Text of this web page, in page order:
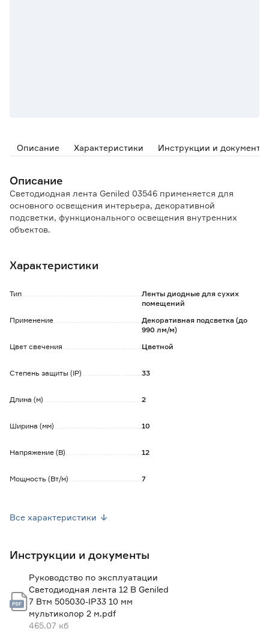
Описание Характеристики Инструкции и документы
Описание
Светодиодная лента Geniled 03546 применяется для
основного освещения интерьера, декоративной
подсветки, функционального освещения внутренних
объектов.
- легко разрезать на участки необходимой длины
- 50 мм);
- самоклеящаяся основа позволяет надежно закрепить
- высокая цветопередача обеспечивает правильное, без
- качественное освещение без пульсаций положительно
- безопасность эксплуатации благодаря низкому
- срок службы светодиодов при соблюдении условий
приобретается отдельно) с мощностью, превышающей
Имеет возможность плавной регулировки яркости ленты
Характеристики
Тип
Ленты диодные для сухих
помещений
Применение
Декоративная подсветка (до
990 лм/м)
Цвет свечения
Цветной
Степень защиты (IP) 33
Длина (м) 2
Ширина (мм) 10
Напряжение (В) 12
Мощность (Вт/м) 7
Датчик движения Нет
Угол рассеивания (°) 120
Блок питания в комплекте
Все характеристики
Инструкции и документы
Руководство по эксплуатации
Светодиодная лента 12 В Geniled
7 Втм 505030-IP33 10 мм
мультиколор 2 м.pdf
465.07 кб